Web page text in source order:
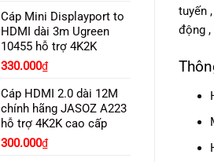
là:
130.000₫.
tại
là:
120.000₫.
Cáp Mini Displayport to
HDMI dài 3m Ugreen
10455 hỗ trợ 4K2K
330.000₫
Cáp HDMI 2.0 dài 12M
chính hãng JASOZ A223
hỗ trợ 4K2K cao cấp
Giá
300.000₫Giá
tuyến
động ,